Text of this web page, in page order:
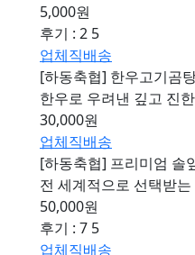
5,000원
후기 : 2 5
업체직배송
[하동축협] 한우고기곰
한우로 우려낸 깊고 진
30,000원
업체직배송
[하동축협] 프리미엄 솔
전 세계적으로 선택받
50,000원
후기 : 7 5
업체직배송